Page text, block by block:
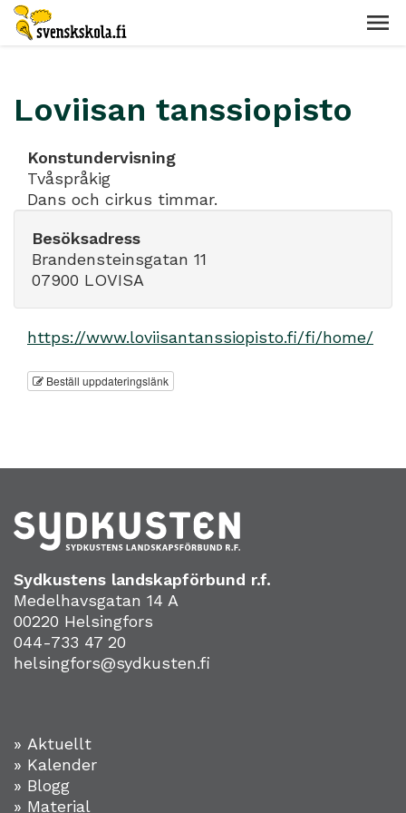
Loviisan tanssiopisto
Konstundervisning
Tvåspråkig
Dans och cirkus timmar.
Besöksadress
Brandensteinsgatan 11
07900 LOVISA
https://www.loviisantanssiopisto.fi/fi/home/
Beställ uppdateringslänk
Sydkustens landskapförbund r.f.
Medelhavsgatan 14 A
00220 Helsingfors
044-733 47 20
helsingfors@sydkusten.fi
» Aktuellt
» Kalender
» Blogg
» Material